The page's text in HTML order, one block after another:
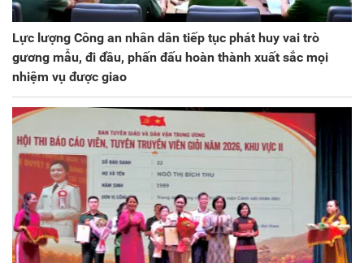
Lực lượng Công an nhân dân tiếp tục phát huy vai trò
gương mẫu, đi đầu, phấn đấu hoàn thành xuất sắc mọi
nhiệm vụ được giao